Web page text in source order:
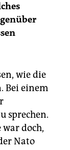
wie die
Bei einem
sprechen.
doch,
Nato